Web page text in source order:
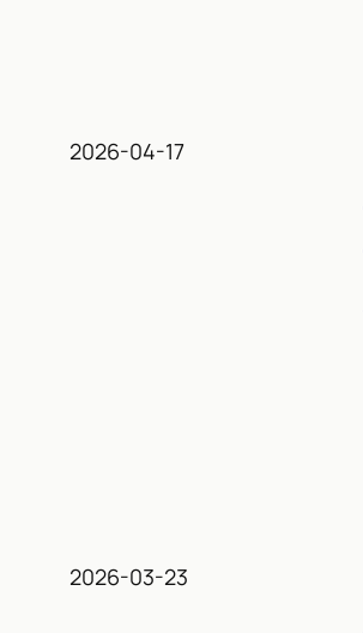
2026-04-17
2026-03-23